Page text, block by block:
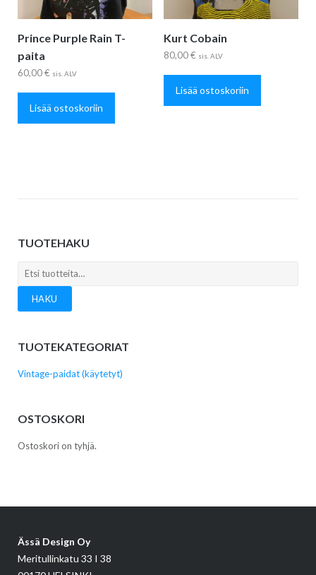
Prince Purple Rain T-
paita
60,00€ sis. ALV
Lisää ostoskoriin
Kurt Cobain
80,00€ sis. ALV
Lisää ostoskoriin
TUOTEHAKU
Etsi:
HAKU
TUOTEKATEGORIAT
Vintage-paidat (käytetyt)
OSTOSKORI
Ostoskori on tyhjä.
Ässä Design Oy
Meritullinkatu 33 I 38